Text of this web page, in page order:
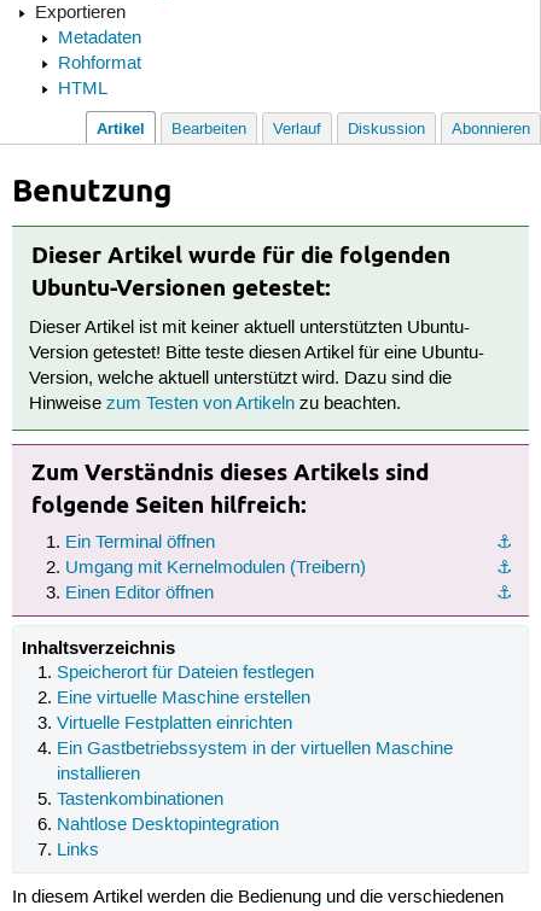
Exportieren
Metadaten
Rohformat
HTML
Artikel Bearbeiten Verlauf Diskussion Abonnieren
Benutzung
Dieser Artikel wurde für die folgenden
Ubuntu-Versionen getestet:
Dieser Artikel ist mit keiner aktuell unterstützten Ubuntu-
Version getestet! Bitte teste diesen Artikel für eine Ubuntu-
Version, welche aktuell unterstützt wird. Dazu sind die
Hinweisezum Testen von Artikeln zu beachten.
Zum Verständnis dieses Artikels sind
folgende Seiten hilfreich:
⚓︎
Ein Terminal öffnen
⚓︎
Umgang mit Kernelmodulen (Treibern)
⚓︎
Einen Editor öffnen
Inhaltsverzeichnis
Speicherort für Dateien festlegen
Eine virtuelle Maschine erstellen
Virtuelle Festplatten einrichten
Ein Gastbetriebssystem in der virtuellen Maschine
installieren
Tastenkombinationen
Nahtlose Desktopintegration
Links
In diesem Artikel werden die Bedienung und die verschiedenen